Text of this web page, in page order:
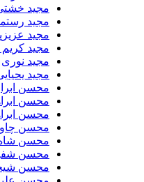
مجید خشتی
مجید رستمی
مجید عزیزپور
مجید کریم زاده
مجید نوری
مجید یحیایی
محسن ابراری
محسن ابراهیم زاده
محسن ابراهیمی
محسن چاوشی
محسن شاه محمدی
محسن شفیعی
محسن شیخی